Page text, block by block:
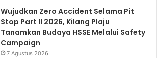
Wujudkan Zero Accident Selama Pit
Stop Part II 2026, Kilang Plaju
Tanamkan Budaya HSSE Melalui Safety
Campaign
7 Agustus 2026